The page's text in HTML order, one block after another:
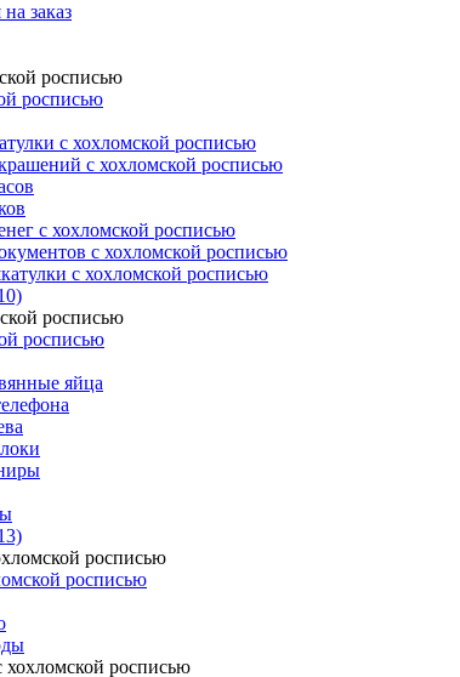
заказ
росписью
с хохломской росписью
с хохломской росписью
с хохломской росписью
с хохломской росписью
с хохломской росписью
росписью
яйца
росписью